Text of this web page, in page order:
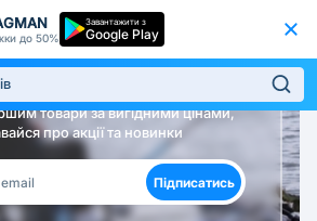
до 50%
Завантажити з
Google Play
в курсі!
товари за вигідними цінами,
про акції та новинки
Підписатись